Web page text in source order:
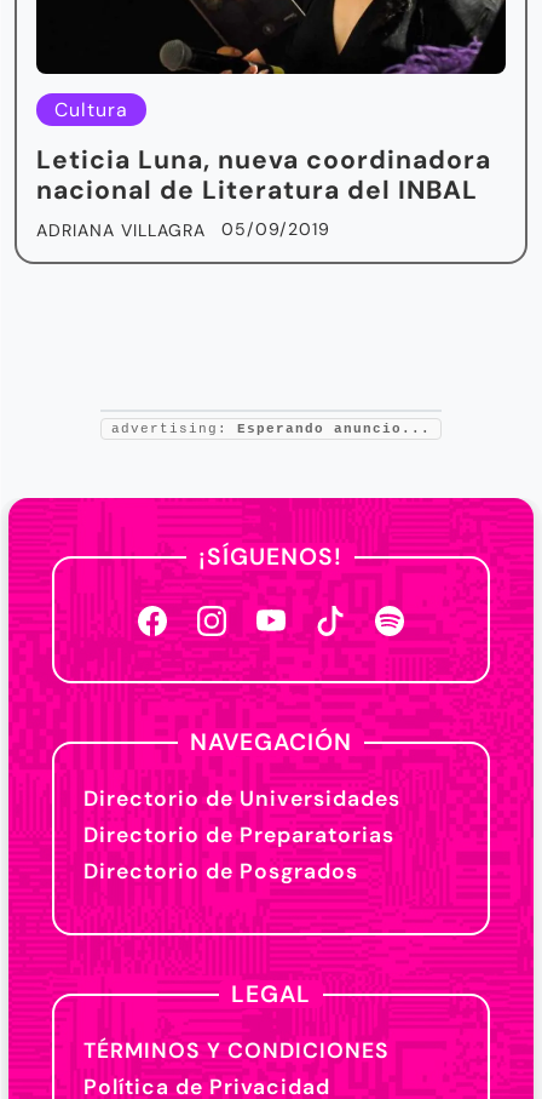
Cultura
Leticia Luna, nueva coordinadora
nacional de Literatura del INBAL
ADRIANA VILLAGRA 05/09/2019
advertising: Esperando anuncio...
¡SÍGUENOS!
NAVEGACIÓN
Directorio de Universidades
Directorio de Preparatorias
Directorio de Posgrados
LEGAL
TÉRMINOS Y CONDICIONES
Política de Privacidad